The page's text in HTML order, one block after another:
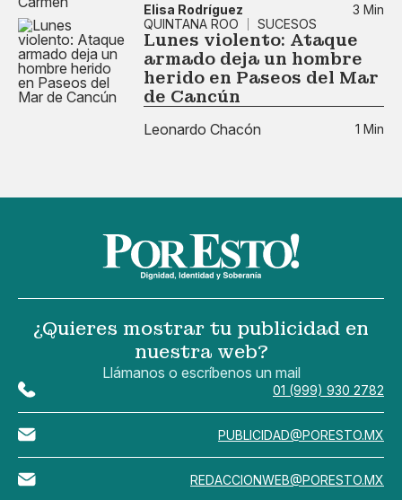
Elisa Rodríguez
3 Min
QUINTANA ROO
SUCESOS
Lunes violento: Ataque
armado deja un hombre
herido en Paseos del Mar
de Cancún
Leonardo Chacón 1 Min
¿Quieres mostrar tu publicidad en
nuestra web?
Llámanos o escríbenos un mail
01 (999) 930 2782
PUBLICIDAD@PORESTO.MX
REDACCIONWEB@PORESTO.MX